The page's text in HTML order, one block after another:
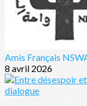
Amis Français
8 avril 2026